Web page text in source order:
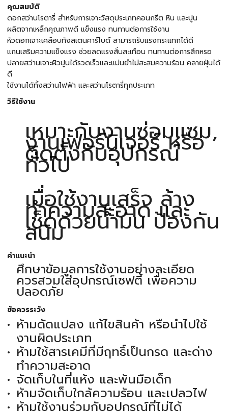
คุณสมบัติ
ดอกสว่านโรตารี่ สำหรับการเจาะวัสดุประเภทคอนกรีต หิน และปูน
ผลิตจากเหล็กคุณภาพดี แข็งแรง ทนทานต่อการใช้งาน
หัวดอกเจาะเคลือบทังสเตนคาร์ไบด์ สามารถรับแรงกระแทกได้ดี
แกนเสริมความแข็งแรง ช่วยลดแรงสั่นสะเทือน ทนทานต่อการสึกหรอ
ปลายสว่านเจาะผิวปูนได้รวดเร็วและแม่นยำไม่สะสมความร้อน คลายฝุ่นได้
ดี
ใช้งานได้ทั้งสว่านไฟฟ้า และสว่านโรตารี่ทุกประเภท
วิธีใช้งาน
เหมาะกับงานซ่อมแซม,
งานเฟอร์นิเจอร์ หรือ
ติดตั้งกับอุปกรณ์
ทั่วไป
เมื่อใช้งานเสร็จ ล้าง
ทำความสะอาด และ
เช็ดด้วยน้ำมัน ป้องกัน
สนิม
คำแนะนำ
ศึกษาข้อมูลการใช้งานอย่างละเอียด
ควรสวมใส่อุปกรณ์เซฟตี้ เพื่อความ
ปลอดภัย
ข้อควรระวัง
ห้ามดัดแปลง แก้ไขสินค้า หรือนำไปใช้
งานผิดประเภท
ห้ามใช้สารเคมีที่มีฤทธิ์เป็นกรด และด่าง
ทำความสะอาด
จัดเก็บในที่แห้ง และพ้นมือเด็ก
ห้ามจัดเก็บใกล้ความร้อน และเปลวไฟ
ห้ามใช้งานร่วมกับอุปกรณ์ที่ไม่ได้